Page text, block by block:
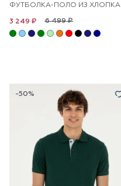
ФУТБОЛКА-ПОЛО ИЗ ХЛОПКА
6 499 ₽
3 249 ₽
-50%